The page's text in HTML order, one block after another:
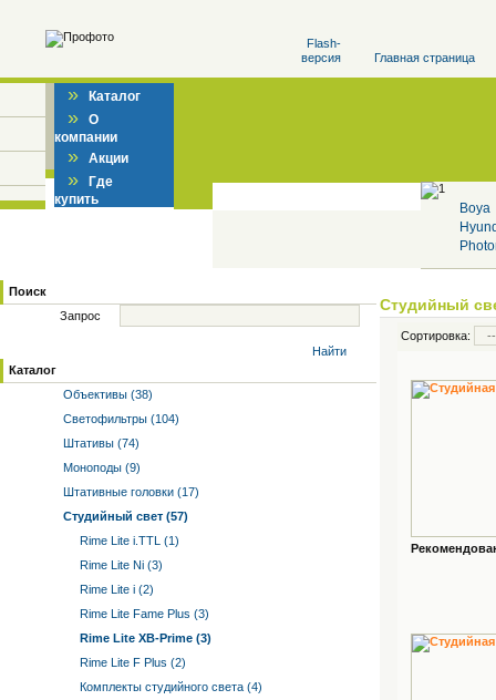
Flash-
версия
Главная страница
» Каталог
» О
компании
» Акции
» Где
купить
Boya
Поиск
Запрос
Найти
Каталог
Объективы (38)
Светофильтры (104)
Штативы (74)
Моноподы (9)
Штативные головки (17)
Студийный свет (57)
Rime Lite i.TTL (1)
Rime Lite Ni (3)
Rime Lite i (2)
Rime Lite Fame Plus (3)
Rime Lite XB-Prime (3)
Rime Lite F Plus (2)
Комплекты студийного света (4)
Студийный
Сортировка: